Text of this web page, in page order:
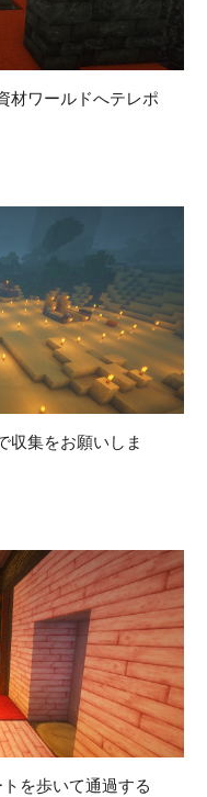
材ワールドへテレポ
収集をお願いしま
を歩いて通過する